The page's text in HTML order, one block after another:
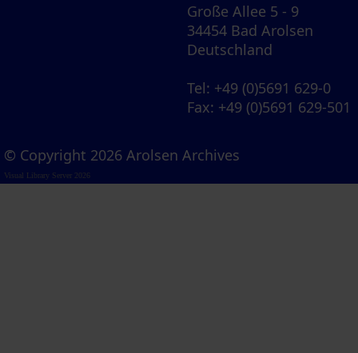
Große Allee 5 - 9
34454 Bad Arolsen
Deutschland
Tel: +49 (0)5691 629-0
Fax: +49 (0)5691 629-501
© Copyright 2026 Arolsen Archives
Visual Library Server 2026